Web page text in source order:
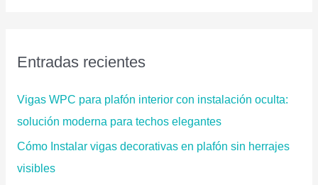
p
o
r
Entradas recientes
Vigas WPC para plafón interior con instalación oculta:
solución moderna para techos elegantes
Cómo Instalar vigas decorativas en plafón sin herrajes
visibles